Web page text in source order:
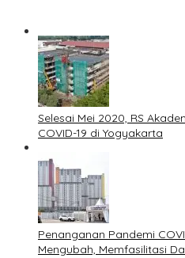
Selesai Mei 2020, RS
COVID-19 di Yogyakarta
Penanganan Pandemi
Mengubah, Memfasilitasi